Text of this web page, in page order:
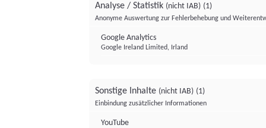
Analyse / Statistik (nicht IAB) (1)
Anonyme Auswertung zur Fehlerbehebung und
Google Analytics
Google Ireland Limited, Irland
Sonstige Inhalte (nicht IAB) (1)
Einbindung zusätzlicher Informationen
YouTube